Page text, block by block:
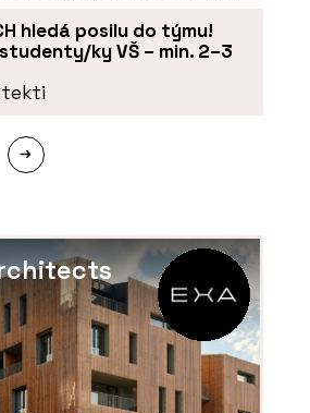
hledá posilu do týmu!
ky VŠ – min. 2–3